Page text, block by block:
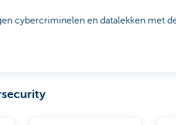
cybercriminelen en datalekken met